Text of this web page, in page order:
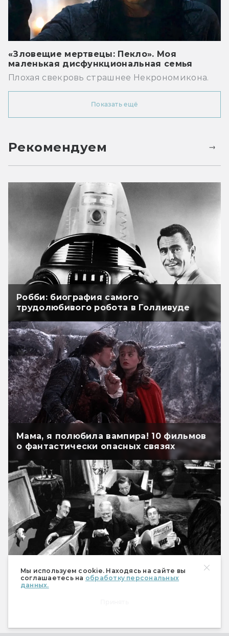
Мы используем cookie. Находясь на сайте вы
соглашаетесь на обработку персональных
данных.
«Зловещие мертвецы: Пекло». Моя
маленькая дисфункциональная семья
Плохая свекровь страшнее Некрономикона.
Показать ещё
Рекомендуем
Робби: биография самого
трудолюбивого робота в Голливуде
Мама, я полюбила вампира! 10 фильмов
о фантастически опасных связях
5 лучших фильмов о вампирах